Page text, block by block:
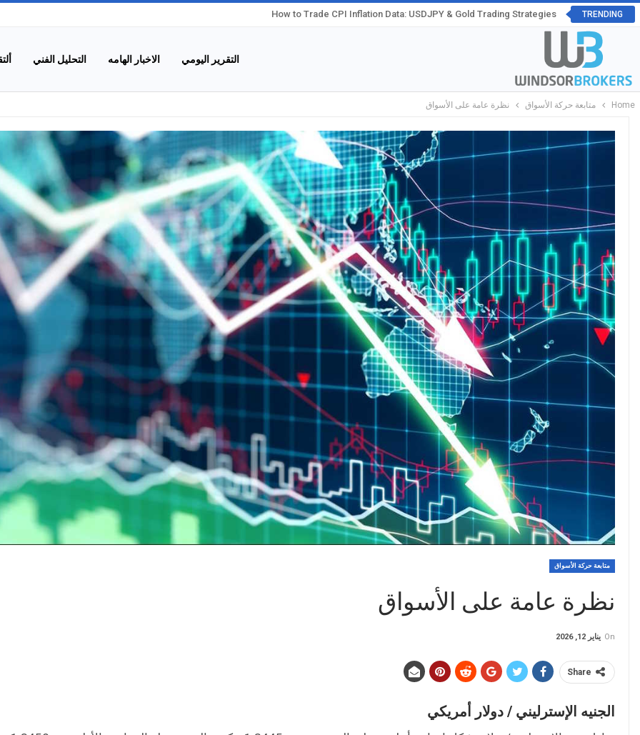
TRENDING
How to Trade CPI Inflation Data: USDJPY & Gold Trading Strategies
التقرير اليومي الاخبار الهامه التحليل الفني
Home متابعة حركة الأسواق نظرة عامة على الأسواق
متابعة حركة الأسواق
نظرة عامة على الأسواق
On يناير 12, 2026
Share
الجنيه الإسترليني / دولار أمريكي